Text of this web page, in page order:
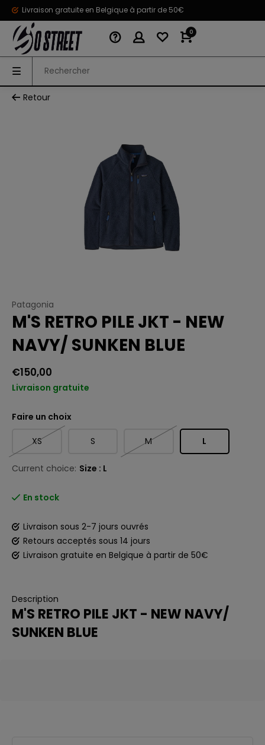
Livraison gratuite en Belgique à partir de 50€
0
Retour
Patagonia
M'S RETRO PILE JKT - NEW
NAVY/ SUNKEN BLUE
€150,00
Livraison gratuite
Faire un choix
XS S M L
Current choice: Size : L
En stock
Livraison sous 2-7 jours ouvrés
Retours acceptés sous 14 jours
Livraison gratuite en Belgique à partir de 50€
Description
M'S RETRO PILE JKT - NEW NAVY/
SUNKEN BLUE